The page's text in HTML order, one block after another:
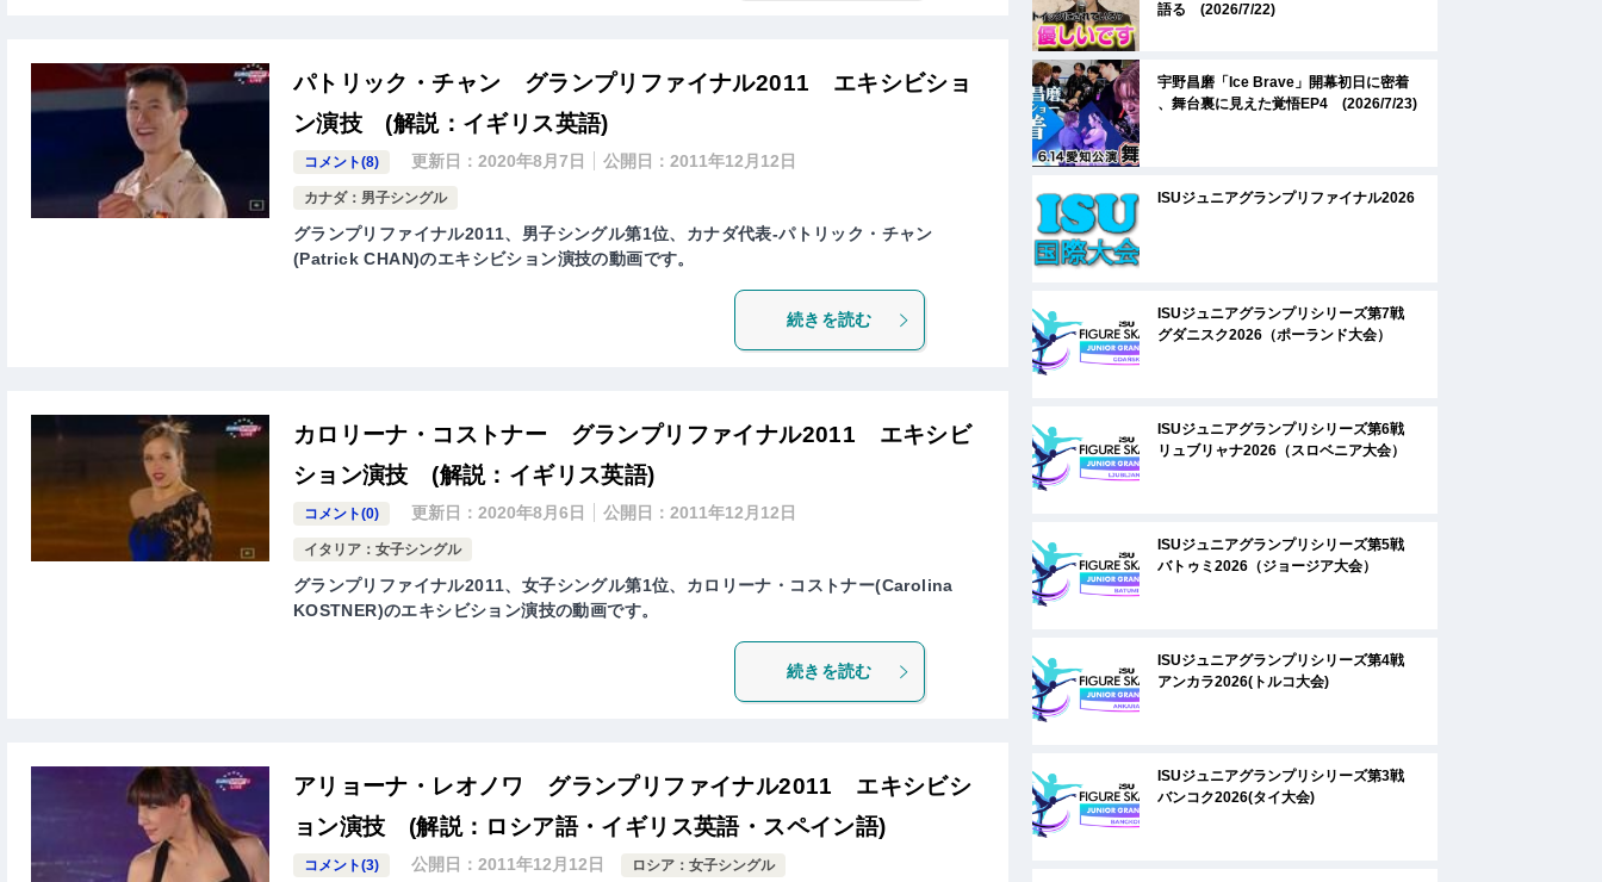
パトリック・チャン グランプリファイナル2011 エキシビショ
ン演技 (解説：イギリス英語)
コメント(8) 更新日：2020年8月7日 公開日：2011年12月12日
カナダ：男子シングル
グランプリファイナル2011、男子シングル第1位、カナダ代表-パトリック・チャン
(Patrick CHAN)のエキシビション演技の動画です。
続きを読む
カロリーナ・コストナー グランプリファイナル2011 エキシビ
ション演技 (解説：イギリス英語)
コメント(0) 更新日：2020年8月6日 公開日：2011年12月12日
イタリア：女子シングル
グランプリファイナル2011、女子シングル第1位、カロリーナ・コストナー(Carolina
KOSTNER)のエキシビション演技の動画です。
続きを読む
アリョーナ・レオノワ グランプリファイナル2011 エキシビシ
ョン演技 (解説：ロシア語・イギリス英語・スペイン語)
コメント(3) 公開日：2011年12月12日 ロシア：女子シングル
語る (2026/7/22)
宇野昌磨「Ice Brave」開幕初日に密着
、舞台裏に見えた覚悟EP4 (2026/7/23)
ISUジュニアグランプリファイナル2026
ISUジュニアグランプリシリーズ第7戦
グダニスク2026（ポーランド大会）
ISUジュニアグランプリシリーズ第6戦
リュブリャナ2026（スロベニア大会）
ISUジュニアグランプリシリーズ第5戦
バトゥミ2026（ジョージア大会）
ISUジュニアグランプリシリーズ第4戦
アンカラ2026(トルコ大会)
ISUジュニアグランプリシリーズ第3戦
バンコク2026(タイ大会)